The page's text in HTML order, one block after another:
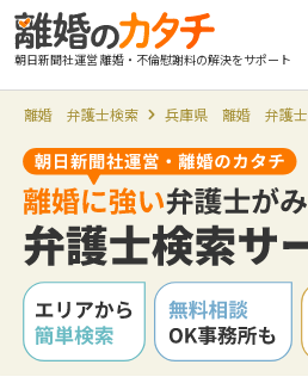
朝日新聞社運営 離婚・不倫慰謝料の解決をサポート
離婚 弁護士検索 兵庫県 離婚 弁護士